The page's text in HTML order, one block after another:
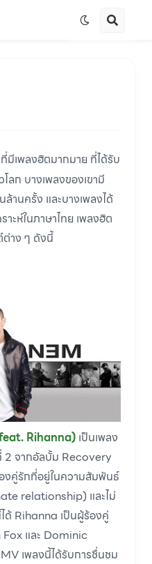
มีเพลงฮิตมากมาย ที่ได้รับ
ลก บางเพลงของเขามี
านครั้ง และบางเพลงได้
ะห์ในภาษาไทย เพลงฮิต
ต่าง ๆ ดังนี้
Rihanna) เป็นเพลง
2 จากอัลบั้ม Recovery
งคู่รักที่อยู่ในความสัมพันธ์
relationship) และไม่
ด้ Rihanna เป็นผู้ร้องคู่
และ Dominic
เพลงนี้ได้รับการชื่นชม